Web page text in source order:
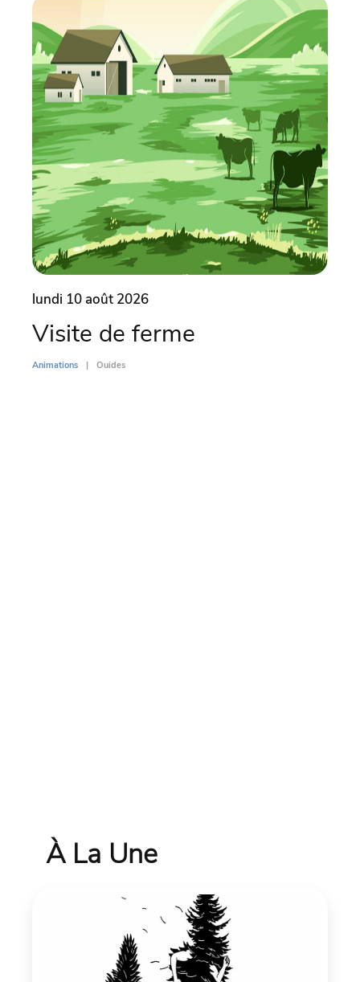
lundi 10 août 2026
Visite de ferme
Animations Ouides
À La Une